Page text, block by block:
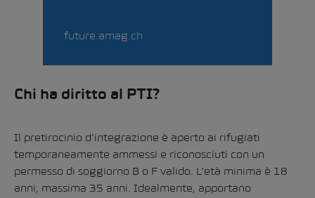
future.amag.ch
Chi ha diritto al PTI?
Il pretirocinio d’integrazione è aperto ai rifugiati
temporaneamente ammessi e riconosciuti con un
permesso di soggiorno B o F valido. L’età minima è 18
anni, massima 35 anni. Idealmente, apportano